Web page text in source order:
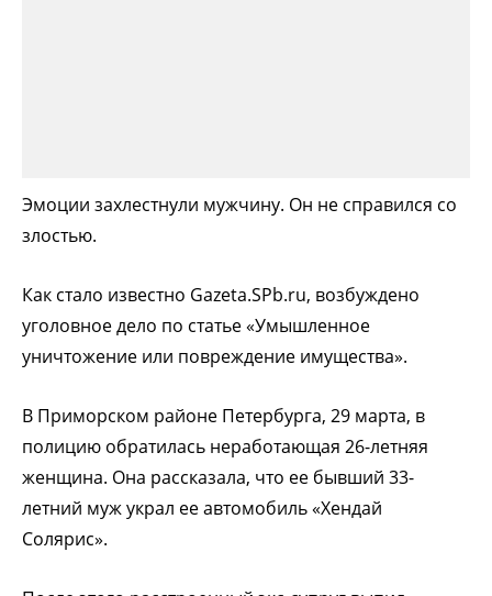
Эмоции захлестнули мужчину. Он не справился со
злостью.
Как стало известно Gazeta.SPb.ru, возбуждено
уголовное дело по статье «Умышленное
уничтожение или повреждение имущества».
В Приморском районе Петербурга, 29 марта, в
полицию обратилась неработающая 26-летняя
женщина. Она рассказала, что ее бывший 33-
летний муж украл ее автомобиль «Хендай
Солярис».